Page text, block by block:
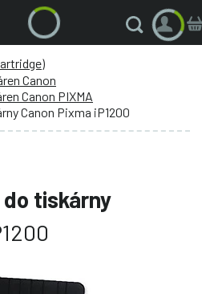
Canon
Canon PIXMA
Canon Pixma iP1200
tiskárny